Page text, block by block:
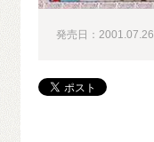
発売日：2001.07.26